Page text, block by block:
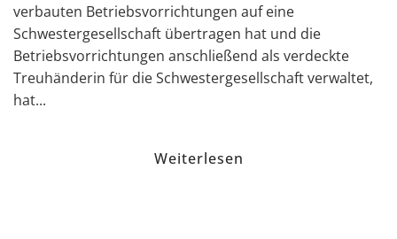
verbauten Betriebsvorrichtungen auf eine
Schwestergesellschaft übertragen hat und die
Betriebsvorrichtungen anschließend als verdeckte
Treuhänderin für die Schwestergesellschaft verwaltet,
hat...
Weiterlesen